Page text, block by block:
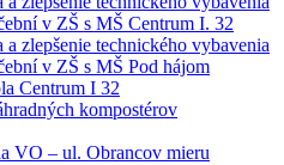
v ZŠ s MŠ Centrum I. 32
a zlepšenie technického vybavenia
v ZŠ s MŠ Pod hájom
Centrum I 32
kompostérov
VO – ul. Obrancov mieru